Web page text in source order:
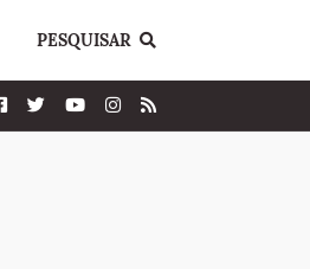
PESQUISAR